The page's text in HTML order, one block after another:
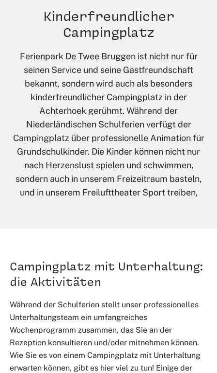
Kinderfreundlicher
Campingplatz
Ferienpark De Twee Bruggen ist nicht nur für
seinen Service und seine Gastfreundschaft
bekannt, sondern wird auch als besonders
kinderfreundlicher Campingplatz in der
Achterhoek gerühmt. Während der
Niederländischen Schulferien verfügt der
Campingplatz über professionelle Animation für
Grundschulkinder. Die Kinder können nicht nur
nach Herzenslust spielen und schwimmen,
sondern auch in unserem Freizeitraum basteln,
und in unserem Freilufttheater Sport treiben,
Campingplatz mit Unterhaltung:
die Aktivitäten
Während der Schulferien stellt unser professionelles
Unterhaltungsteam ein umfangreiches
Wochenprogramm zusammen, das Sie an der
Rezeption konsultieren und/oder mitnehmen können.
Wie Sie es von einem Campingplatz mit Unterhaltung
erwarten können, gibt es hier viel zu tun! Einige der